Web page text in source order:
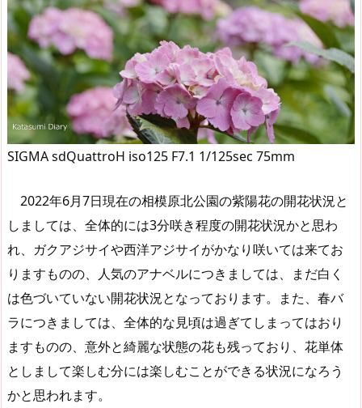
SIGMA sdQuattroH iso125 F7.1 1/125sec 75mm
2022年6月7日現在の相模原北公園の紫陽花の開花状況と
しましては、全体的には3分咲き程度の開花状況かと思わ
れ、ガクアジサイや西洋アジサイがかなり咲いては来てお
りますものの、人気のアナベルにつきましては、まだ白く
は色づいていない開花状況となっております。また、春バ
ラにつきましては、全体的な見頃は過ぎてしまってはおり
ますものの、意外と綺麗な状態の花も残っており、花単体
としまして楽しむ分には楽しむことができる状況になろう
かと思われます。